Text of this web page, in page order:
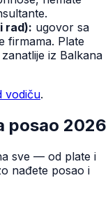
rad): ugovor sa
firmama. Plate
iz Balkana
vodiču.
posao 2026
sve — od plate i
nađete posao i